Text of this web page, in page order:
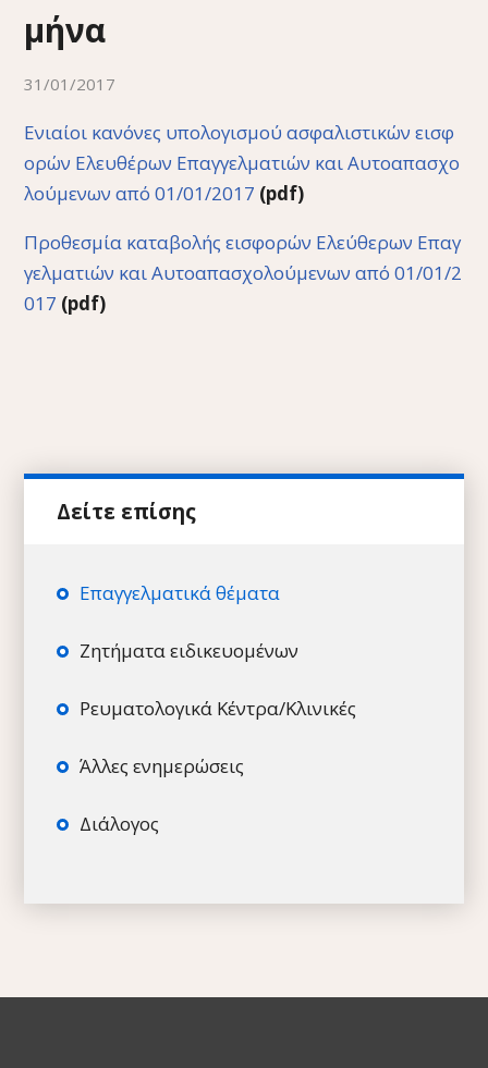
μήνα
31/01/2017
Ενιαίοι κανόνες υπολογισμού ασφαλιστικών εισφ
ορών Ελευθέρων Επαγγελματιών και Αυτοαπασχο
λούμενων από 01/01/2017 (pdf)
Προθεσμία καταβολής εισφορών Ελεύθερων Επαγ
γελματιών και Αυτοαπασχολούμενων από 01/01/2
017 (pdf)
Επαγγελματικά θέματα
Ζητήματα ειδικευομένων
Ρευματολογικά Κέντρα/Κλινικές
Άλλες ενημερώσεις
Διάλογος